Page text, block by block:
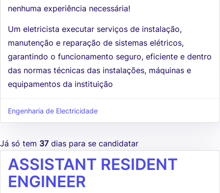
nenhuma experiência necessária!
Um eletricista executar serviços de instalação,
manutenção e reparação de sistemas elétricos,
garantindo o funcionamento seguro, eficiente e dentro
das normas técnicas das instalações, máquinas e
equipamentos da instituição
Engenharia de Electricidade
Já só tem 37 dias para se candidatar
ASSISTANT RESIDENT
ENGINEER